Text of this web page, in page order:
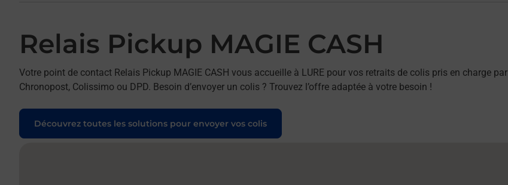
Relais Pickup MAGIE CASH
Votre point de contact Relais Pickup MAGIE CASH vous accueille à LURE pour vos retraits de colis pris en charge par
Chronopost, Colissimo ou DPD. Besoin d’envoyer un colis ? Trouvez l’offre adaptée à votre besoin !
Découvrez toutes les solutions pour envoyer vos colis